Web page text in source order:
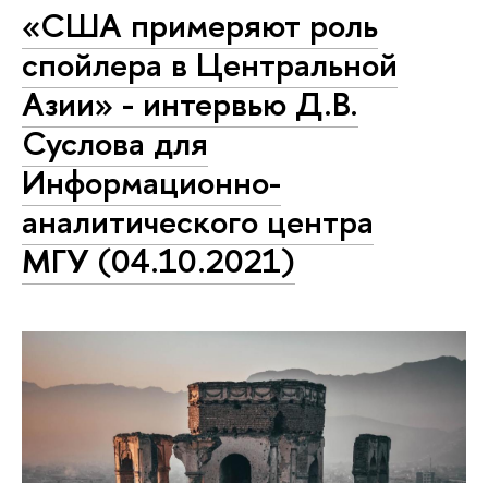
«США примеряют роль
спойлера в Центральной
Азии» - интервью Д.В.
Суслова для
Информационно-
аналитического центра
МГУ (04.10.2021)